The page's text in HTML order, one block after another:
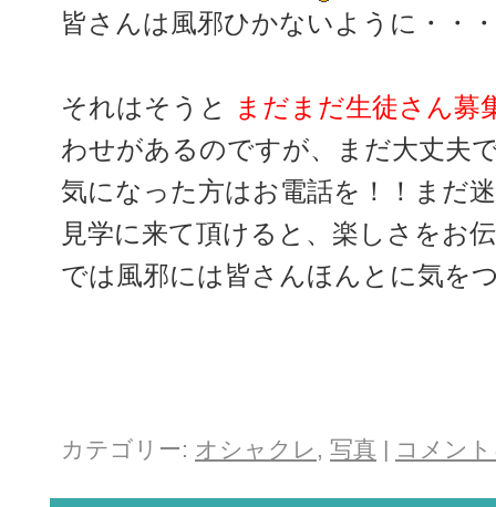
皆さんは風邪ひかないように・・・
それはそうと
まだまだ生徒さん募
わせがあるのですが、まだ大丈夫
気になった方はお電話を！！まだ
見学に来て頂けると、楽しさをお
では風邪には皆さんほんとに気を
カテゴリー: オシャクレ 写真 | コメン